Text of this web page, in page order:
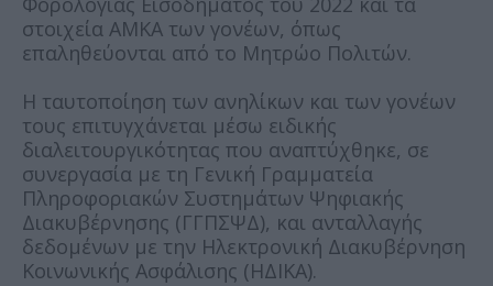
στοιχεία ΑΜΚΑ των γονέων, όπως
επαληθεύονται από το Μητρώο Πολιτών.
H ταυτοποίηση των ανηλίκων και των γονέων
τους επιτυγχάνεται μέσω ειδικής
διαλειτουργικότητας που αναπτύχθηκε, σε
συνεργασία με τη Γενική Γραμματεία
Πληροφοριακών Συστημάτων Ψηφιακής
Διακυβέρνησης (ΓΓΠΣΨΔ), και ανταλλαγής
δεδομένων με την Ηλεκτρονική Διακυβέρνηση
Κοινωνικής Ασφάλισης (ΗΔΙΚΑ).